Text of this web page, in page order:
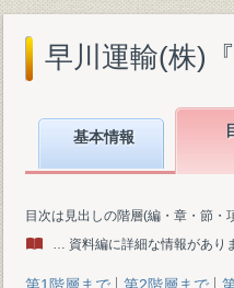
早川運輸(株)
基本情報
目次は見出しの階層(編・章・節・
… 資料編に詳細な情報があり